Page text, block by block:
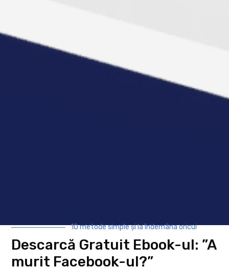
Descarcă Gratuit Ebook-ul: ”A
10 metode simple și la îndemâna oricui
Descarcă Gratuit Ebook-ul: ”A
murit Facebook-ul?”